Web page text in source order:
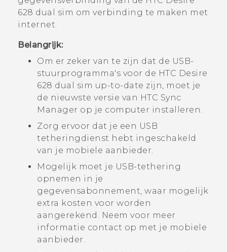
628 dual sim om verbinding te maken met
internet.
Belangrijk:
Om er zeker van te zijn dat de USB-
stuurprogramma's voor de HTC Desire
628 dual sim up-to-date zijn, moet je
de nieuwste versie van HTC Sync
Manager op je computer installeren.
Zorg ervoor dat je een USB
tetheringdienst hebt ingeschakeld
van je mobiele aanbieder.
Mogelijk moet je USB-tethering
opnemen in je
gegevensabonnement, waar mogelijk
extra kosten voor worden
aangerekend. Neem voor meer
informatie contact op met je mobiele
aanbieder.